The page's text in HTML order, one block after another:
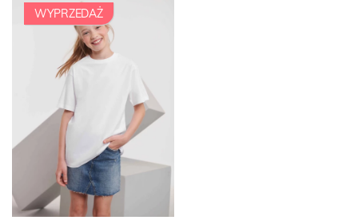
WYPRZEDAŻ